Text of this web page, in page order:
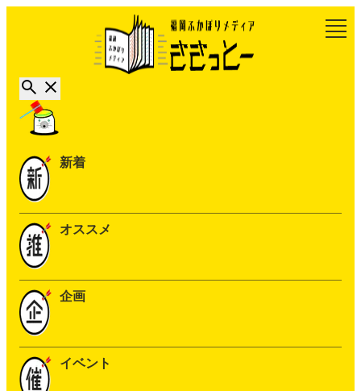
新着
オススメ
企画
イベント